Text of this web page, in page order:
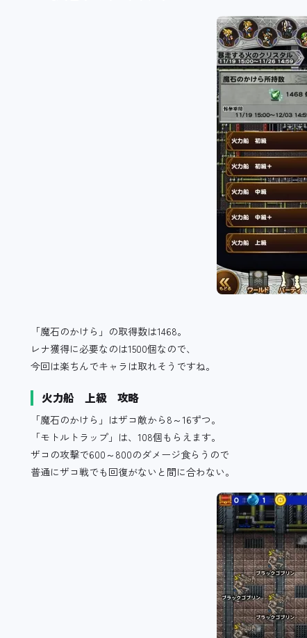
「魔石のかけら」の取得数は1468。
レナ獲得に必要なのは1500個なので、
今回は楽ちんでキャラは取れそうですね。
火力船 上級 攻略
「魔石のかけら」はザコ敵から8～16ずつ。
「モトルトラップ」は、108個もらえます。
ザコの攻撃で600～800のダメージ食らうので
普通にザコ戦でも回復がないと間に合わない。